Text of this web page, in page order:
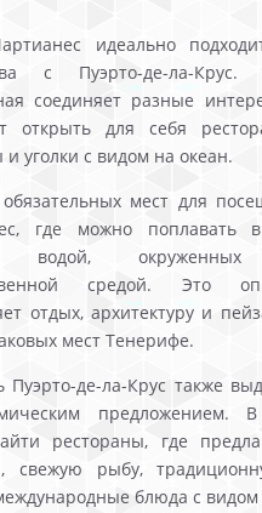
идеально
с Пуэрто-де-ла-
соединяет разные
открыть для себя
и уголки с видом на океан.
мест для
где можно поплавать
водой, окруженных
средой. Это
отдых, архитектуру и
мест Тенерифе.
Пуэрто-де-ла-Крус также
предложением. В
рестораны, где
свежую рыбу,
блюда с видом